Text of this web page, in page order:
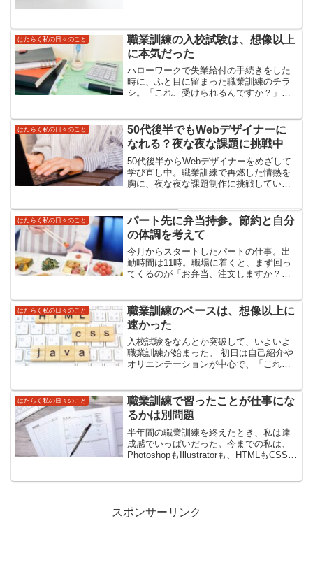
も、生活の事情も、...
はたらく私の日々のこと
職業訓練の入校試験は、想像以上
に本気だった
ハローワークで失業給付の手続きをした
時に、ふと目に留まった職業訓練のチラ
シ。「これ、受けられるんですか？」と
数によって受けられるものと受けられな
いものがあるらしい。私は興...
はたらく私の日々のこと
50代後半でもWebデザイナーに
なれる？夜な夜な課題に挑戦中
50代後半からWebデザイナーをめざして
学び直し中。職業訓練で再燃した情熱を
胸に、夜な夜な課題制作に挑戦していま
はたらく私の日々のこと
パート先に弁当持参。節約と自分
の体調を考えて
今月からスタートしたパートの仕事。出
勤時間は11時。職場に着くと、まず回っ
てくるのが「お弁当、注文しますか？」
いね〜」「すごいね〜」と言われる。で
も、実はそんなに立派な理...
はたらく私の日々のこと
職業訓練のペースは、想像以上に
速かった
入校試験をなんとか突破して、いよいよ
職業訓練が始まった。 初日は自己紹介や
オリエンテーションが中心で、「これな
り裏切られることになる。授業は、思っ
ていた以上に速かった。...
はたらく私の日々のこと
職業訓練で習ったことが仕事にな
るかは別問題
半年間の職業訓練を終えたとき、私は達
成感でいっぱいだった。今までの私は、
PhotoshopもIllustratorも、HTMLもCSSも
スポンサーリンク